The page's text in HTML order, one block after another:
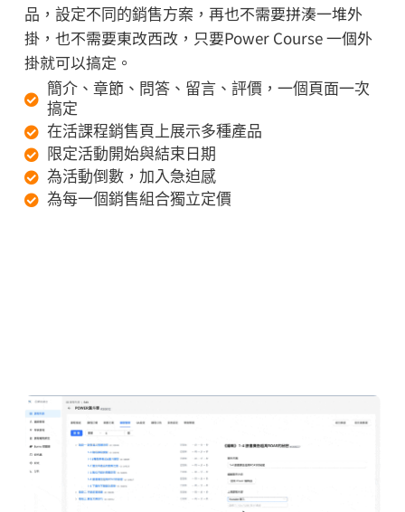
品，設定不同的銷售方案， 再也不需要拼湊一堆外
掛，也不需要東改西改，只要Power Course 一個外
掛就可以搞定。
簡介、章節、問答、留言、評價，一個頁面一次
搞定
在活課程銷售頁上展示多種產品
限定活動開始與結束日期
為活動倒數，加入急迫感
為每一個銷售組合獨立定價